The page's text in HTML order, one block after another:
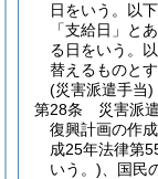
日をいう。以
「支給日」と
る日をいう。
替えるものとす
(災害派遣手当)
第28条
災害派
復興計画の作
成25年法律第
いう。) 、国